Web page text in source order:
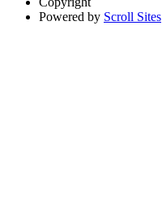
Powered by Scroll Sites